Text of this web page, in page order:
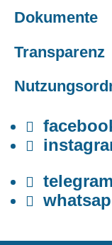
Dokumente
Transparenz


 telegram
